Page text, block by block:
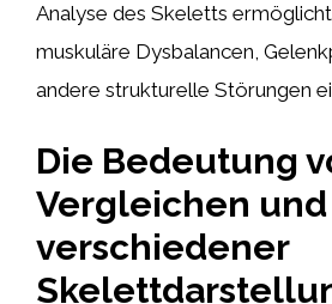
Analyse des Skeletts
muskuläre Dysbalancen,
andere strukturelle Störungen
Die Bedeutung
Vergleichen und
verschiedener